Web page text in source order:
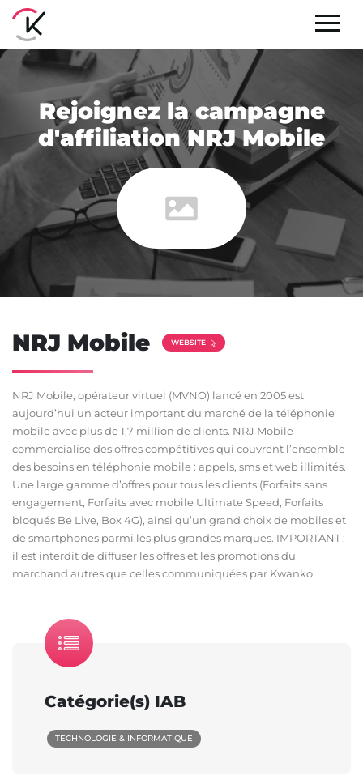
Rejoignez la campagne
d'affiliation NRJ Mobile
NRJ Mobile WEBSITE
NRJ Mobile, opérateur virtuel (MVNO) lancé en 2005 est
aujourd’hui un acteur important du marché de la téléphonie
mobile avec plus de 1,7 million de clients. NRJ Mobile
commercialise des offres compétitives qui couvrent l’ensemble
des besoins en téléphonie mobile : appels, sms et web illimités.
Une large gamme d’offres pour tous les clients (Forfaits sans
engagement, Forfaits avec mobile Ultimate Speed, Forfaits
bloqués Be Live, Box 4G), ainsi qu’un grand choix de mobiles et
de smartphones parmi les plus grandes marques. IMPORTANT :
il est interdit de diffuser les offres et les promotions du
marchand autres que celles communiquées par Kwanko
Catégorie(s) IAB
TECHNOLOGIE & INFORMATIQUE